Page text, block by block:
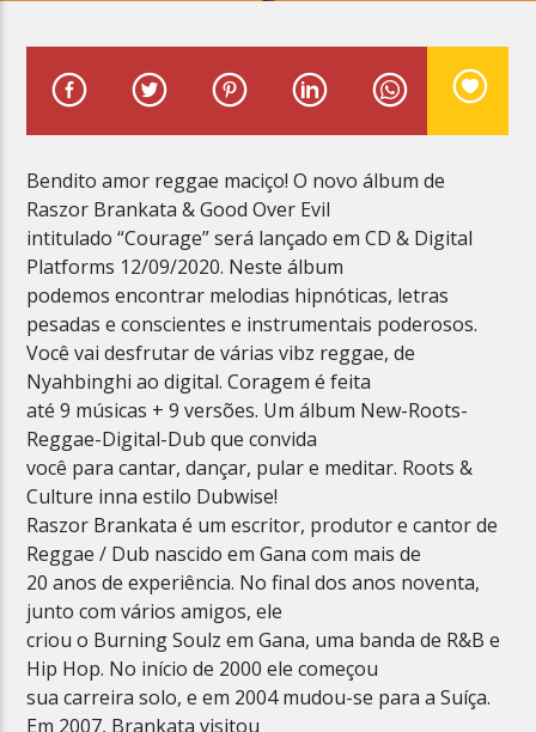
Bendito amor reggae maciço! O novo álbum de
Raszor Brankata & Good Over Evil
intitulado “Courage” será lançado em CD & Digital
Platforms 12/09/2020. Neste álbum
podemos encontrar melodias hipnóticas, letras
pesadas e conscientes e instrumentais poderosos.
Você vai desfrutar de várias vibz reggae, de
Nyahbinghi ao digital. Coragem é feita
até 9 músicas + 9 versões. Um álbum New-Roots-
Reggae-Digital-Dub que convida
você para cantar, dançar, pular e meditar. Roots &
Culture inna estilo Dubwise!
Raszor Brankata é um escritor, produtor e cantor de
Reggae / Dub nascido em Gana com mais de
20 anos de experiência. No final dos anos noventa,
junto com vários amigos, ele
criou o Burning Soulz em Gana, uma banda de R&B e
Hip Hop. No início de 2000 ele começou
sua carreira solo, e em 2004 mudou-se para a Suíça.
Em 2007, Brankata visitou